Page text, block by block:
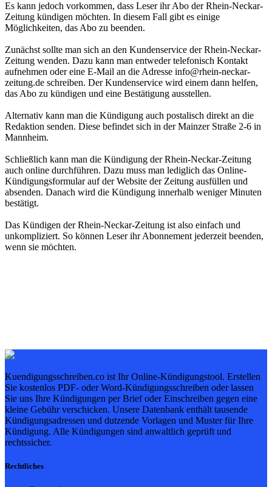
Es kann jedoch vorkommen, dass Leser ihr Abo der Rhein-Neckar-
Zeitung kündigen möchten. In diesem Fall gibt es einige
Möglichkeiten, das Abo zu beenden.
Zunächst sollte man sich an den Kundenservice der Rhein-Neckar-
Zeitung wenden. Dazu kann man entweder telefonisch Kontakt
aufnehmen oder eine E-Mail an die Adresse info@rhein-neckar-
zeitung.de schreiben. Der Kundenservice wird einem dann helfen,
das Abo zu kündigen und eine Bestätigung ausstellen.
Alternativ kann man die Kündigung auch postalisch direkt an die
Redaktion senden. Diese befindet sich in der Mainzer Straße 2-6 in
Mannheim.
Schließlich kann man die Kündigung der Rhein-Neckar-Zeitung
auch online durchführen. Dazu muss man lediglich das Online-
Kündigungsformular auf der Website der Zeitung ausfüllen und
absenden. Danach wird die Kündigung innerhalb weniger Minuten
bestätigt.
Das Kündigen der Rhein-Neckar-Zeitung ist also einfach und
unkompliziert. So können Leser ihr Abonnement jederzeit beenden,
wenn sie möchten.
Kuendigungsschreiben.co ist Ihr Online-Kündigungstool. Erstellen
Sie kostenlos PDF- oder Word-Kündigungsschreiben oder lassen
Sie uns Ihre Kündigungen per Brief oder Einschreiben gegen eine
kleine Gebühr verschicken. Unsere Datenbank enthält tausende
Kündigungsadressen und dutzende Vorlagen und Muster für Ihre
Kündigung. Alle Kündigungen sind anwaltlich geprüft und
rechtssicher.
Rechtliches